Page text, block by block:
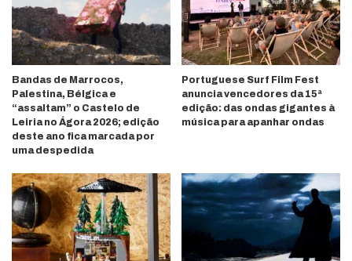
Bandas de Marrocos,
Palestina, Bélgica e
“assaltam” o Castelo de
Leiria no Ágora 2026; edição
deste ano fica marcada por
uma despedida
Portuguese Surf Film Fest
anuncia vencedores da 15ª
edição: das ondas gigantes à
música para apanhar ondas